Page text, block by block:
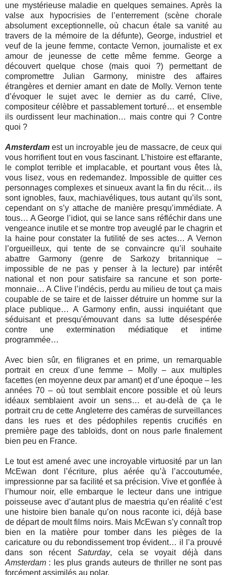
une mystérieuse maladie en quelques semaines. Après la
valse aux hypocrisies de l’enterrement (scène chorale
absolument exceptionnelle, où chacun étale sa vanité au
travers de la mémoire de la défunte), George, industriel et
veuf de la jeune femme, contacte Vernon, journaliste et ex
amour de jeunesse de cette même femme. George a
découvert quelque chose (mais quoi ?) permettant de
compromettre Julian Garmony, ministre des affaires
étrangères et dernier amant en date de Molly. Vernon tente
d’évoquer le sujet avec le dernier as du carré, Clive,
compositeur célèbre et passablement torturé… et ensemble
ils ourdissent leur machination… mais contre qui ? Contre
quoi ?
Amsterdam est un incroyable jeu de massacre, de ceux qui
vous horrifient tout en vous fascinant. L’histoire est effarante,
le complot terrible et implacable, et pourtant vous êtes là,
vous lisez, vous en redemandez. Impossible de quitter ces
personnages complexes et sinueux avant la fin du récit… ils
sont ignobles, faux, machiavéliques, tous autant qu’ils sont,
cependant on s’y attache de manière presqu’immédiate. A
tous… A George l’idiot, qui se lance sans réfléchir dans une
vengeance inutile et se montre trop aveuglé par le chagrin et
la haine pour constater la futilité de ses actes… A Vernon
l’orgueilleux, qui tente de se convaincre qu’il souhaite
abattre Garmony (genre de Sarkozy britannique –
impossible de ne pas y penser à la lecture) par intérêt
national et non pour satisfaire sa rancune et son porte-
monnaie… A Clive l’indécis, perdu au milieu de tout ça mais
coupable de se taire et de laisser détruire un homme sur la
place publique… A Garmony enfin, aussi inquiétant que
séduisant et presqu'émouvant dans sa lutte désespérée
contre une extermination médiatique et intime
programmée…
Avec bien sûr, en filigranes et en prime, un remarquable
portrait en creux d’une femme – Molly – aux multiples
facettes (en moyenne deux par amant) et d’une époque – les
années 70 – où tout semblait encore possible et où leurs
idéaux semblaient avoir un sens… et au-delà de ça le
portrait cru de cette Angleterre des caméras de surveillances
dans les rues et des pédophiles repentis crucifiés en
première page des tabloïds, dont on nous parle finalement
bien peu en France.
Le tout est amené avec une incroyable virtuosité par un Ian
McEwan dont l’écriture, plus aérée qu’à l’accoutumée,
impressionne par sa facilité et sa précision. Vive et gonflée à
l’humour noir, elle embarque le lecteur dans une intrigue
poisseuse avec d’autant plus de maestria qu’en réalité c’est
une histoire bien banale qu’on nous raconte ici, déjà base
de départ de moult films noirs. Mais McEwan s’y connaît trop
bien en la matière pour tomber dans les pièges de la
caricature ou du rebondissement trop évident… il l’a prouvé
dans son récent Saturday, cela se voyait déjà dans
Amsterdam : les plus grands auteurs de thriller ne sont pas
forcément assimilés au polar.